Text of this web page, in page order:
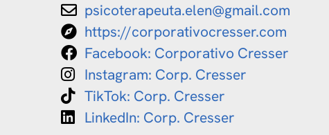
psicoterapeuta.elen@gmail.com
https://corporativocresser.com
Facebook: Corporativo Cresser
Instagram: Corp. Cresser
TikTok: Corp. Cresser
LinkedIn: Corp. Cresser